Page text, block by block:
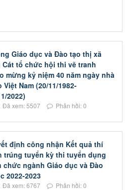
Giáo dục và Đào tạo thị xã
Cát tổ chức hội thi vẽ tranh
mừng kỷ niệm 40 năm ngày nhà
Việt Nam (20/11/1982-
2022)
Đã xem: 5507 Phản hồi: 0
định công nhận Kết quả thí
trúng tuyển kỳ thi tuyển dụng
chức ngành Giáo dục và Đào
2022-2023
Đã xem: 6767 Phản hồi: 0